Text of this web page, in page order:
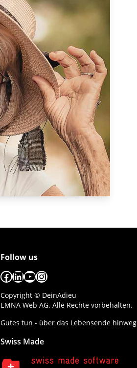
Follow us
Facebook
LinkedIn
YouTube
Instagram
Copyright © DeinAdieu
EMNA Web AG. Alle Rechte vorbehalten.
Gutes tun - über das Lebensende hinweg
Swiss Made